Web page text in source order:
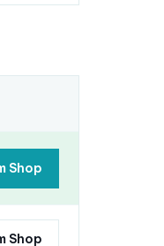
Shop
Shop